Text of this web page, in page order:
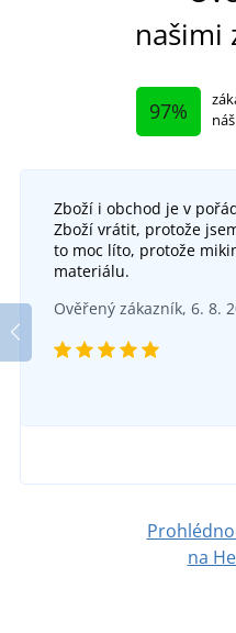
Pánské žabky
našimi
97%
Zboží i obchod je v
Zboží vrátit, protože
to moc líto, protože
materiálu.
Ověřený zákazník, 6. 8.
na